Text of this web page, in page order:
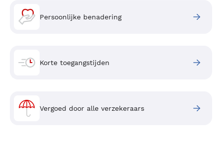
Persoonlijke benadering
Korte toegangstijden
Vergoed door alle verzekeraars